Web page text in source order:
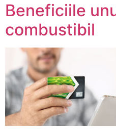
Beneficiile
combustibil